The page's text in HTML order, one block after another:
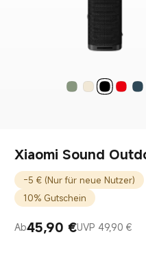
Xiaomi Sound
-5 € (Nur für neue Nutzer)
10% Gutschein
Ab45,90 €
Current Price €45.90
UVP 49,90 €
UVP 49,90 €